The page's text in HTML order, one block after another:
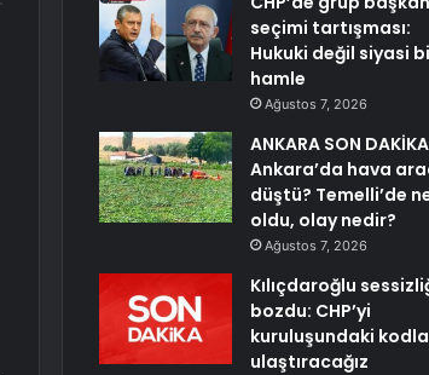
seçimi tartışması:
Hukuki değil siyasi
hamle
Ağustos 7, 2026
ANKARA SON
Ankara’da hava
düştü? Temelli’de
oldu, olay nedir?
Ağustos 7, 2026
Kılıçdaroğlu
bozdu: CHP’yi
kuruluşundaki
ulaştıracağız